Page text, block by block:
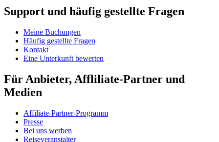
Support und häufig gestellte Fragen
Meine Buchungen
Häufig gestellte Fragen
Kontakt
Eine Unterkunft bewerten
Für Anbieter, Affliliate-Partner und
Medien
Affiliate-Partner-Programm
Presse
Bei uns werben
Reiseveranstalter